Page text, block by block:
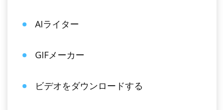
AIライター
GIFメーカー
ビデオをダウンロードする